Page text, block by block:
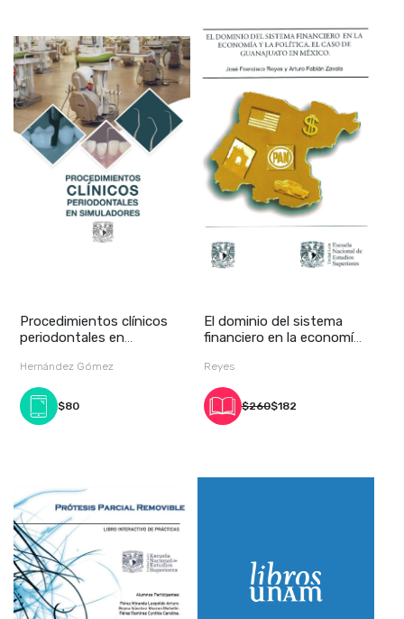
Procedimientos clínicos
periodontales en
Hernández Gómez
$80
El dominio del sistema
financiero en la economía
Reyes
$260$182